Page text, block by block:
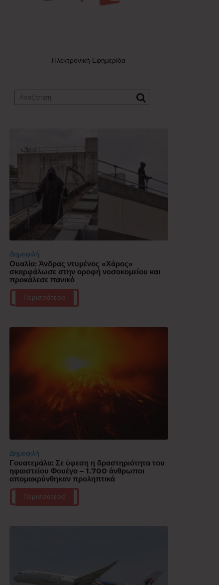
Ηλεκτρονική Εφημερίδα
Δημοφιλή
Ουαλία: Άνδρας ντυμένος «Χάρος»
σκαρφάλωσε στην οροφή νοσοκομείου και
προκάλεσε πανικό
Περισσότερα
Δημοφιλή
Γουατεμάλα: Σε ύφεση η δραστηριότητα του
ηφαιστείου Φουέγο – 1.700 άνθρωποι
απομακρύνθηκαν προληπτικά
Περισσότερα